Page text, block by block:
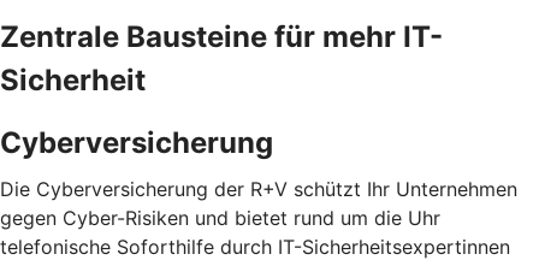
Zentrale Bausteine für mehr IT-
Sicherheit
Cyberversicherung
Die Cyberversicherung der R+V schützt Ihr Unternehmen
gegen Cyber-Risiken und bietet rund um die Uhr
telefonische Soforthilfe durch IT-Sicherheitsexpertinnen